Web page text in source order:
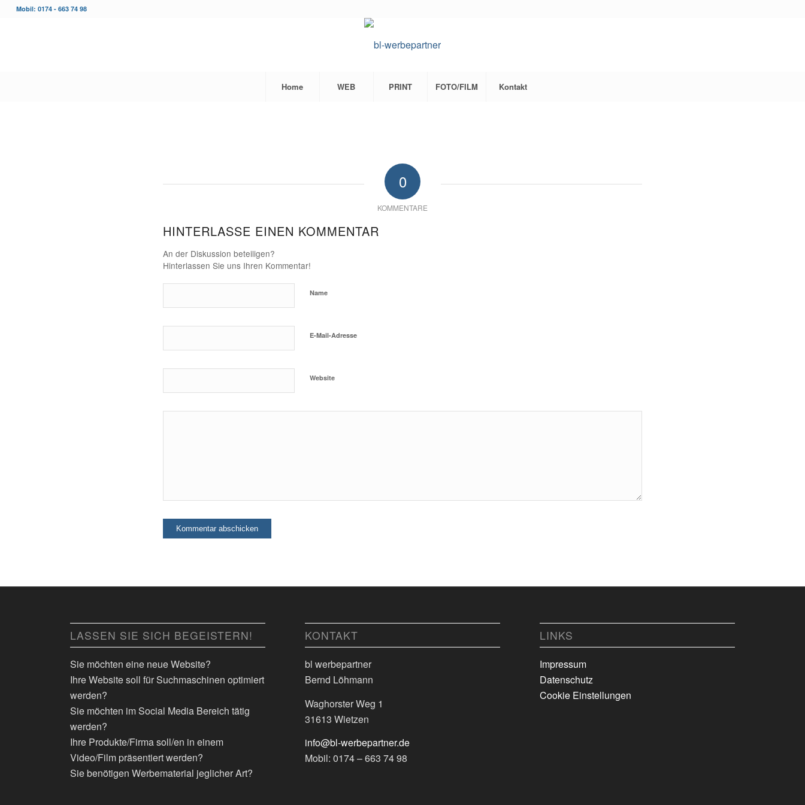
Mobil: 0174 - 663 74 98
Home WEB PRINT FOTO/FILM Kontakt
0
KOMMENTARE
HINTERLASSE EINEN KOMMENTAR
An der Diskussion beteiligen?
Hinterlassen Sie uns Ihren Kommentar!
Name
E-Mail-Adresse
Website
LASSEN SIE SICH BEGEISTERN!
Sie möchten eine neue Website?
Ihre Website soll für Suchmaschinen optimiert
werden?
Sie möchten im Social Media Bereich tätig
werden?
Ihre Produkte/Firma soll/en in einem
Video/Film präsentiert werden?
Sie benötigen Werbematerial jeglicher Art?
KONTAKT
bl werbepartner
Bernd Löhmann
Waghorster Weg 1
31613 Wietzen
info@bl-werbepartner.de
Mobil: 0174 – 663 74 98
LINKS
Impressum
Datenschutz
Cookie Einstellungen